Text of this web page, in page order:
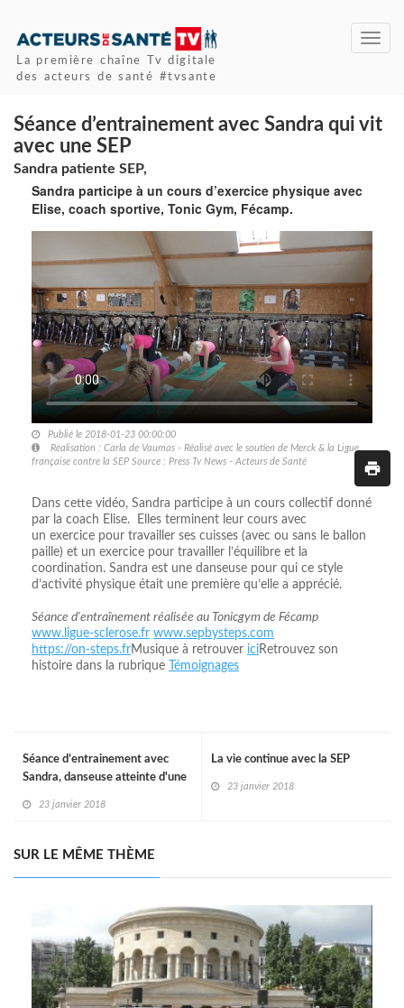
La première chaîne Tv digitale
des acteurs de santé #tvsante
Séance d’entrainement avec Sandra qui vit
avec une SEP
Sandra patiente SEP,
Sandra participe à un cours d’exercice physique avec
Elise, coach sportive, Tonic Gym, Fécamp.
Publié le 2018-01-23 00:00:00
Réalisation : Carla de Vaumas - Réalisé avec le soutien de Merck & la Ligue
française contre la SEP Source : Press Tv News - Acteurs de Santé
Dans cette vidéo, Sandra participe à un cours collectif donné
par la coach Elise. Elles terminent leur cours avec
un exercice pour travailler ses cuisses (avec ou sans le ballon
paille) et un exercice pour travailler l’équilibre et la
coordination. Sandra est une danseuse pour qui ce style
d’activité physique était une première qu’elle a apprécié.
Séance d'entraînement réalisée au Tonicgym de Fécamp
www.ligue-sclerose.fr www.sepbysteps.com
https://on-steps.frMusique à retrouver iciRetrouvez son
histoire dans la rubrique
Témoignages
La vie continue avec la SEP
23 janvier 2018
Séance d’entrainement avec
Sandra, danseuse atteinte d'une
23 janvier 2018
SUR LE MÊME THÈME